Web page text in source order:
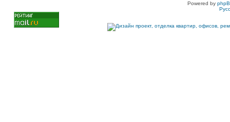
Powered by